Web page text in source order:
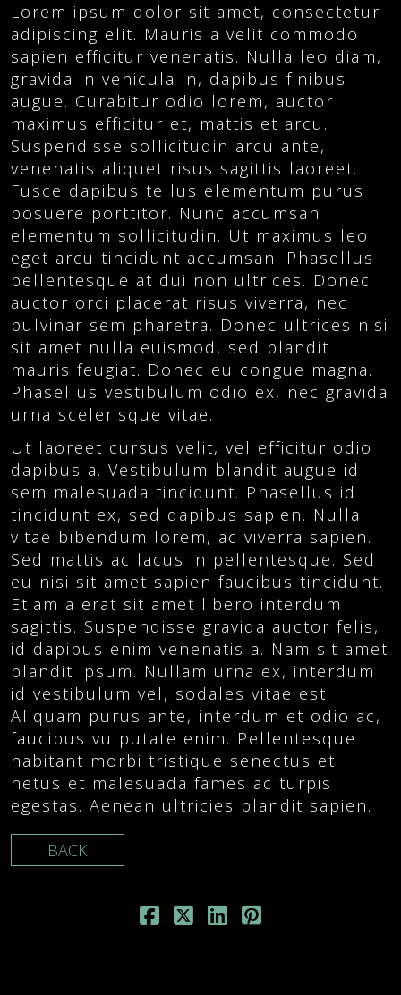
Lorem ipsum dolor sit amet, consectetur
adipiscing elit. Mauris a velit commodo
sapien efficitur venenatis. Nulla leo diam,
gravida in vehicula in, dapibus finibus
augue. Curabitur odio lorem, auctor
maximus efficitur et, mattis et arcu.
Suspendisse sollicitudin arcu ante,
venenatis aliquet risus sagittis laoreet.
Fusce dapibus tellus elementum purus
posuere porttitor. Nunc accumsan
elementum sollicitudin. Ut maximus leo
eget arcu tincidunt accumsan. Phasellus
pellentesque at dui non ultrices. Donec
auctor orci placerat risus viverra, nec
pulvinar sem pharetra. Donec ultrices nisi
sit amet nulla euismod, sed blandit
mauris feugiat. Donec eu congue magna.
Phasellus vestibulum odio ex, nec gravida
urna scelerisque vitae.
Ut laoreet cursus velit, vel efficitur odio
dapibus a. Vestibulum blandit augue id
sem malesuada tincidunt. Phasellus id
tincidunt ex, sed dapibus sapien. Nulla
vitae bibendum lorem, ac viverra sapien.
Sed mattis ac lacus in pellentesque. Sed
eu nisi sit amet sapien faucibus tincidunt.
Etiam a erat sit amet libero interdum
sagittis. Suspendisse gravida auctor felis,
id dapibus enim venenatis a. Nam sit amet
blandit ipsum. Nullam urna ex, interdum
id vestibulum vel, sodales vitae est.
Aliquam purus ante, interdum et odio ac,
faucibus vulputate enim. Pellentesque
habitant morbi tristique senectus et
netus et malesuada fames ac turpis
egestas. Aenean ultricies blandit sapien.
BACK